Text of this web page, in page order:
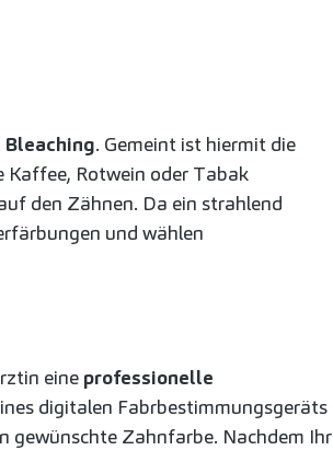
Bleaching. Gemeint ist hiermit die
Kaffee, Rotwein oder Tabak
den Zähnen. Da ein strahlend
und wählen
eine professionelle
digitalen Fabrbestimmungsgeräts
gewünschte Zahnfarbe. Nachdem Ihr